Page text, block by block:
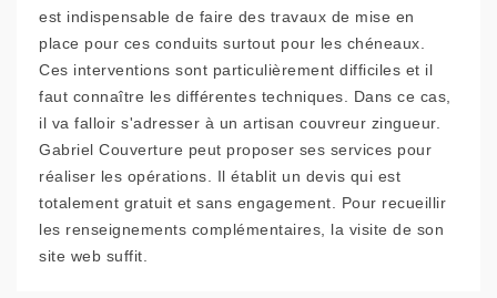
est indispensable de faire des travaux de mise en
place pour ces conduits surtout pour les chéneaux.
Ces interventions sont particulièrement difficiles et il
faut connaître les différentes techniques. Dans ce cas,
il va falloir s'adresser à un artisan couvreur zingueur.
Gabriel Couverture peut proposer ses services pour
réaliser les opérations. Il établit un devis qui est
totalement gratuit et sans engagement. Pour recueillir
les renseignements complémentaires, la visite de son
site web suffit.